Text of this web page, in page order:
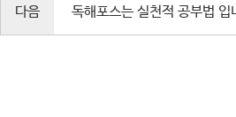
다음 독해포스는 실천적 공부법 입